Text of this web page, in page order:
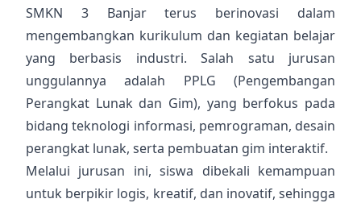
SMKN 3 Banjar terus berinovasi dalam
mengembangkan kurikulum dan kegiatan belajar
yang berbasis industri. Salah satu jurusan
unggulannya adalah PPLG (Pengembangan
Perangkat Lunak dan Gim), yang berfokus pada
bidang teknologi informasi, pemrograman, desain
perangkat lunak, serta pembuatan gim interaktif.
Melalui jurusan ini, siswa dibekali kemampuan
untuk berpikir logis, kreatif, dan inovatif, sehingga